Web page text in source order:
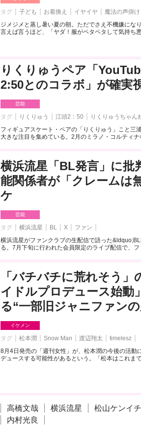
タグ 子ども お着換え イヤイヤ 魔法の声掛け
ジメジメと蒸し暑い夏の朝。ただでさえ不機嫌にな
言えば言うほど、「ヤダ！服がペタペタして気持
りくりゅうペア「
2:50とのコラボ」が確実
芸能
タグ りくりゅう 江頭2：50 りくりゅうちゃん
フィギュアスケート・ペアの「りくりゅう」こと三
大きな注目を集めている。2月のミラノ・コルティナ
横浜流星「BL発言」に批
能関係者が「クレームは
ケ
芸能
タグ 横浜流星 BL X
ファン
横浜流星がファンクラブの生配信で語った
る。7月下旬に行われた会員限定のライブ配信で、フ
「バチバチに荒れそう
イドルプロデュース始動
る“一部旧ジャニファン
イケメン
タグ 松本潤 Snow Man 渡辺翔太
timelesz
8月4日発売の「週刊女性」が、松本潤の今後の活動
デュースする可能性があるという。「松本はこれま
高橋文哉 横浜流星 松山ケンイチ
内村光良